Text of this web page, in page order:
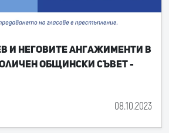
и неговите ангажименти в
общински съвет -
08.10.2023